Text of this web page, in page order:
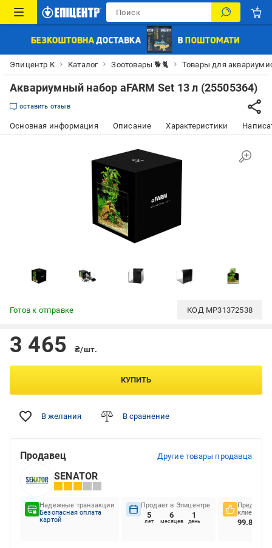
Эпицентр К Каталог Зоотовары 🐕🐈 Товары для
Аквариумный набор aFARM Set 13 л (25505364)
оставить отзыв
Основная информация Описание Характеристики
Готов к отправке КОД MP31372538
3 465 ₴/шт.
КУПИТЬ
В желания В сравнение
Продавец Другие товары продавца
SENATOR
Надежные транзакции
Безопасная оплата
картой
Продает в Эпицентре
5
лет
6
месяцев
1
день
клиентов
99.81%